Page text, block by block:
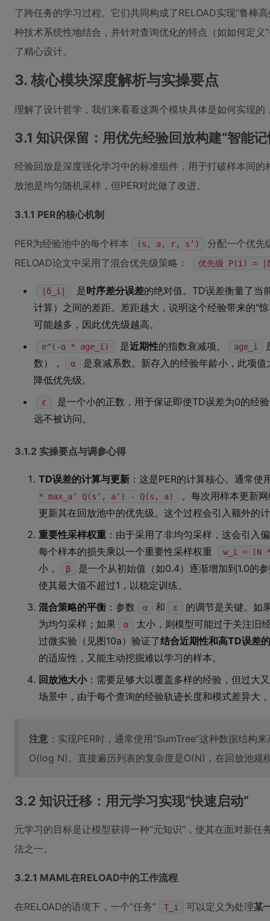
了跨任务的学习过程。它们共同构成了RELOAD实现“鲁棒
种技术系统性地结合，并针对查询优化的特点（如如何定义
了精心设计。
3. 核心模块深度解析与实操要点
理解了设计哲学，我们来看看这两个模块具体是如何实现
3.1 知识保留：用优先经验回放构建“智能记
经验回放是深度强化学习中的标准组件，用于打破样本间
放池是均匀随机采样，但PER对此做了改进。
3.1.1 PER的核心机制
PER为经验池中的每个样本 (s, a, r, s‘)
分配一个优先
RELOAD论文中采用了混合优先级策略：
优先级 P(i) =
|δ_i| 是时序差分误差的绝对值。TD误差衡量了当
计算）之间的差距。差距越大，说明这个经验带来的“
可能越多，因此优先级越高。
e^(-α * age_i) 是近期性的指数衰减项。 age_i
数），
α
是衰减系数。新存入的经验年龄小，此项
降低优先级。
ε
是一个小的正数，用于保证即使TD误差为0的经
远不被访问。
3.1.2 实操要点与调参心得
TD误差的计算与更新 ：这是PER的计算核心。通常
* max_a‘ Q(s‘, a‘) - Q(s, a)
。每次用样本更新
更新其在回放池中的优先级。这个过程会引入额外的
重要性采样权重 ：由于采用了非均匀采样，这会引入
每个样本的损失乘以一个重要性采样权重
w_i = (N
小， β
是一个从初始值（如0.4）逐渐增加到1.0的
使其最大值不超过1，以稳定训练。
混合策略的平衡 ：参数 α 和 ε
的调节是关键。如
为均匀采样；如果
α
太小，则模型可能过于关注旧
过微实验（见图10a）验证了结合近期性和高TD误差
的适应性，又能主动挖掘难以学习的样本。
回放池大小：需要足够大以覆盖多样的经验，但过大
场景中，由于每个查询的经验轨迹长度和模式差异大
注意 ：实现PER时，通常使用“SumTree”这种数据结构
O(log N)。直接遍历列表的复杂度是O(N)，在回放池规
3.2 知识迁移：用元学习实现“快速启动”
元学习的目标是让模型获得一种“元知识”，使其在面对新
法之一。
3.2.1 MAML在RELOAD中的工作流程
在RELOAD的语境下，一个“任务” T_i 可以定义为处理某